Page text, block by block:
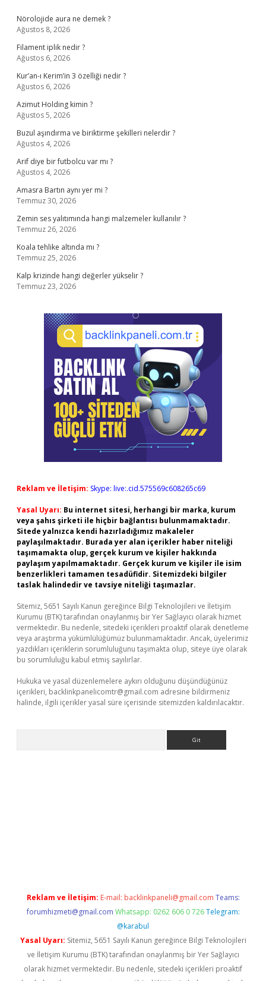
Nörolojide aura ne demek ?
Ağustos 8, 2026
Filament iplik nedir ?
Ağustos 6, 2026
Kur’an-ı Kerim’in 3 özelliği nedir ?
Ağustos 6, 2026
Azimut Holding kimin ?
Ağustos 5, 2026
Buzul aşındırma ve biriktirme şekilleri nelerdir ?
Ağustos 4, 2026
Arif diye bir futbolcu var mı ?
Ağustos 4, 2026
Amasra Bartın aynı yer mi ?
Temmuz 30, 2026
Zemin ses yalıtımında hangi malzemeler kullanılır ?
Temmuz 26, 2026
Koala tehlike altında mı ?
Temmuz 25, 2026
Kalp krizinde hangi değerler yükselir ?
Temmuz 23, 2026
Reklam ve İletişim: Skype: live:.cid.575569c608265c69
Yasal Uyarı: Bu internet sitesi, herhangi bir marka, kurum
veya şahıs şirketi ile hiçbir bağlantısı bulunmamaktadır.
Sitede yalnızca kendi hazırladığımız makaleler
paylaşılmaktadır. Burada yer alan içerikler haber niteliği
taşımamakta olup, gerçek kurum ve kişiler hakkında
paylaşım yapılmamaktadır. Gerçek kurum ve kişiler ile isim
benzerlikleri tamamen tesadüfidir. Sitemizdeki bilgiler
taslak halindedir ve tavsiye niteliği taşımazlar.
Sitemiz, 5651 Sayılı Kanun gereğince Bilgi Teknolojileri ve İletişim
Kurumu (BTK) tarafından onaylanmış bir Yer Sağlayıcı olarak hizmet
vermektedir. Bu nedenle, sitedeki içerikleri proaktif olarak denetleme
veya araştırma yükümlülüğümüz bulunmamaktadır. Ancak, üyelerimiz
yazdıkları içeriklerin sorumluluğunu taşımakta olup, siteye üye olarak
bu sorumluluğu kabul etmiş sayılırlar.
Hukuka ve yasal düzenlemelere aykırı olduğunu düşündüğünüz
içerikleri, backlinkpanelicomtr@gmail.com adresine bildirmeniz
halinde, ilgili içerikler yasal süre içerisinde sitemizden kaldırılacaktır.
Reklam ve İletişim: E-mail: backlinkpaneli@gmail.com Teams:
forumhizmeti@gmail.com Whatsapp: 0262 606 0 726 Telegram:
@karabul
Yasal Uyarı: Sitemiz, 5651 Sayılı Kanun gereğince Bilgi Teknolojileri
ve İletişim Kurumu (BTK) tarafından onaylanmış bir Yer Sağlayıcı
olarak hizmet vermektedir. Bu nedenle, sitedeki içerikleri proaktif